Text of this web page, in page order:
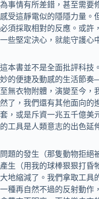
為事情有所差錯，甚至需要
感受這靜電似的隱隱力量。
必須採取相對的反應。或許
一些堅定決心，就能守護心
這本書並不是全面批評科技
妙的便捷及動感的生活節奏
至無衣物附體，演變至今，
然了，我們還有其他面向的
套，或是斥資一兆五千億美
的工具是人類意志的出色延
問題的發生（那隻動物拒絕
產生（用我的球棒狠狠打昏
大地縮減了。我們拿取工具
一種再自然不過的反射動作